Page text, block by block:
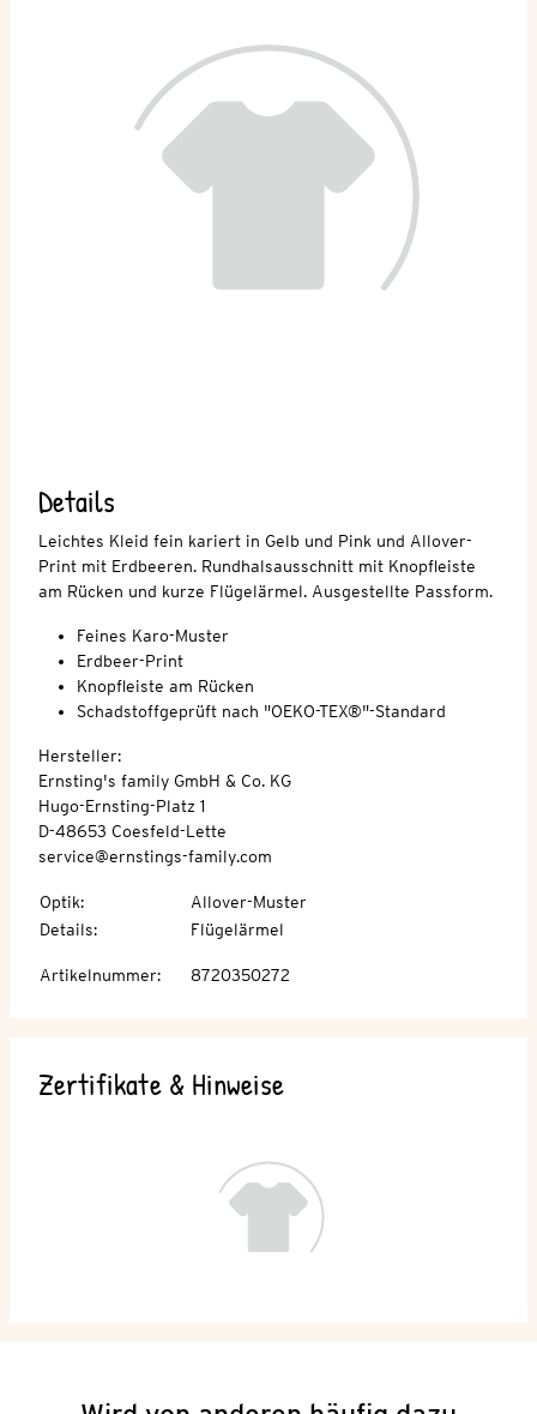
Details
Leichtes Kleid fein kariert in Gelb und Pink und Allover-
Print mit Erdbeeren. Rundhalsausschnitt mit Knopfleiste
am Rücken und kurze Flügelärmel. Ausgestellte Passform.
Feines Karo-Muster
Erdbeer-Print
Knopfleiste am Rücken
Schadstoffgeprüft nach "OEKO-TEX®"-Standard
Hersteller:
Ernsting's family GmbH & Co. KG
Hugo-Ernsting-Platz 1
D-48653 Coesfeld-Lette
service@ernstings-family.com
Optik:
Allover-Muster
Details: Flügelärmel
Artikelnummer: 8720350272
Zertifikate & Hinweise